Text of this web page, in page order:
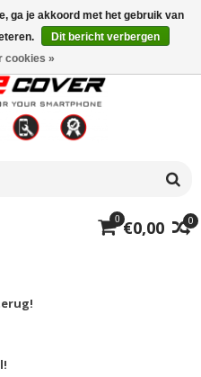
0
0 €0,00
ga je akkoord met het gebruik van
Dit bericht verbergen
cookies »